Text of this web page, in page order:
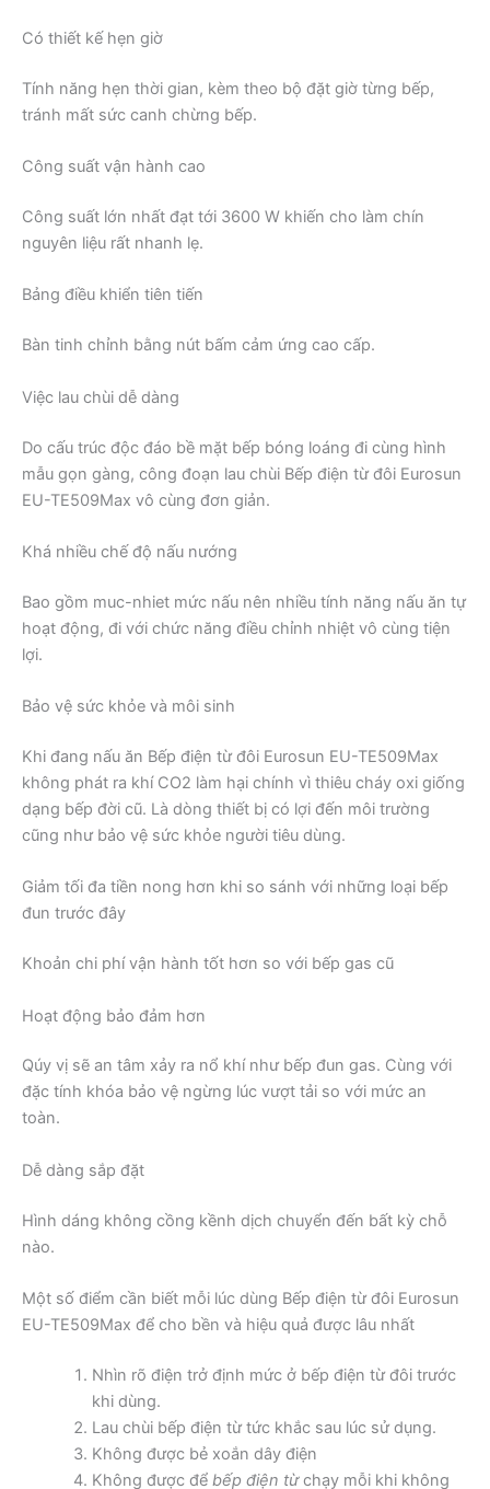
Có thiết kế hẹn giờ
Tính năng hẹn thời gian, kèm theo bộ đặt giờ từng bếp,
tránh mất sức canh chừng bếp.
Công suất vận hành cao
Công suất lớn nhất đạt tới 3600 W khiến cho làm chín
nguyên liệu rất nhanh lẹ.
Bảng điều khiển tiên tiến
Bàn tinh chỉnh bằng nút bấm cảm ứng cao cấp.
Việc lau chùi dễ dàng
Do cấu trúc độc đáo bề mặt bếp bóng loáng đi cùng hình
mẫu gọn gàng, công đoạn lau chùi Bếp điện từ đôi Eurosun
EU-TE509Max vô cùng đơn giản.
Khá nhiều chế độ nấu nướng
Bao gồm muc-nhiet mức nấu nên nhiều tính năng nấu ăn tự
hoạt động, đi với chức năng điều chỉnh nhiệt vô cùng tiện
lợi.
Bảo vệ sức khỏe và môi sinh
Khi đang nấu ăn Bếp điện từ đôi Eurosun EU-TE509Max
không phát ra khí CO2 làm hại chính vì thiêu cháy oxi giống
dạng bếp đời cũ. Là dòng thiết bị có lợi đến môi trường
cũng như bảo vệ sức khỏe người tiêu dùng.
Giảm tối đa tiền nong hơn khi so sánh với những loại bếp
đun trước đây
Khoản chi phí vận hành tốt hơn so với bếp gas cũ
Hoạt động bảo đảm hơn
Qúy vị sẽ an tâm xảy ra nổ khí như bếp đun gas. Cùng với
đặc tính khóa bảo vệ ngừng lúc vượt tải so với mức an
toàn.
Dễ dàng sắp đặt
Hình dáng không cồng kềnh dịch chuyển đến bất kỳ chỗ
nào.
Một số điểm cần biết mỗi lúc dùng Bếp điện từ đôi Eurosun
EU-TE509Max để cho bền và hiệu quả được lâu nhất
Nhìn rõ điện trở định mức ở bếp điện từ đôi trước
khi dùng.
Lau chùi bếp điện từ tức khắc sau lúc sử dụng.
Không được bẻ xoắn dây điện
Không được để bếp điện từchạy mỗi khi không